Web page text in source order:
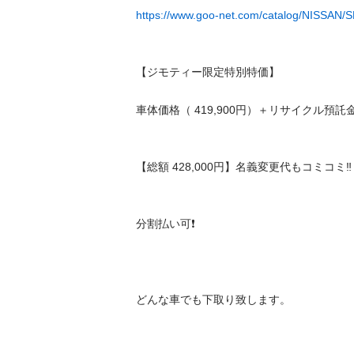
https://www.goo-net.com/catalog/NISSAN/
【ジモティー限定特別特価】
車体価格（ 419,900円）＋リサイクル預託
【総額 428,000円】名義変更代もコミコミ
分割払い可❗️
どんな車でも下取り致します。